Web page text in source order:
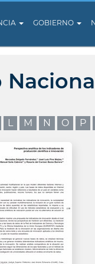
GOBIERNO
L M N O P